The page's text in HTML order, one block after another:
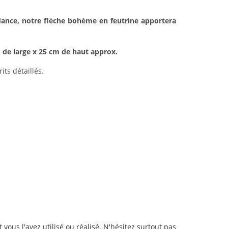
notre flèche bohème en feutrine apportera
large x 25 cm de haut approx.
détaillés.
l'avez utilisé ou réalisé. N'hésitez surtout pas